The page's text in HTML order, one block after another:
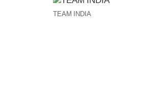
TEAM INDIA